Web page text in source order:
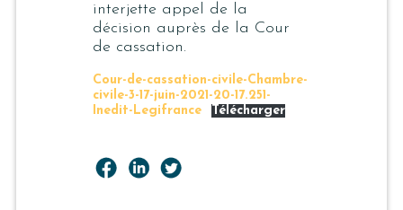
interjette appel de la
décision auprès de la Cour
de cassation.
Cour-de-cassation-civile-Chambre-
civile-3-17-juin-2021-20-17.251-
Inedit-Legifrance
Télécharger